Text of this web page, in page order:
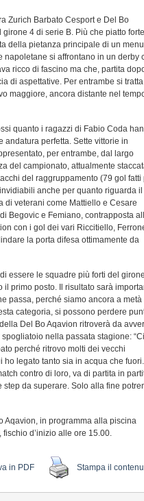
Zurich Barbato Cesport e Del Bo
4 di serie B. Più che piatto
della pietanza principale di un menu
si affrontano in un derby
ricco di fascino ma che, partita
di aspettative. Per entrambe si
maggiore, ancora distante nel
quanto i ragazzi di Fabio Coda
perfetta. Sette vittorie in
per entrambe, dal largo
del campionato, attualmente
del raggruppamento (79 gol fatti
anche per quanto riguarda il
di veterani come Mattiello e Cesare
Begovic e Femiano, contrapposta
con i gol dei vari Riccitiello,
la porta difesa ottimamente da
essere le squadre più forti del
primo posto. Il risultato sarà
passa, perché siamo ancora a metà
categoria, si possono perdere
Del Bo Aqavion ritroverà da
nella passata stagione: “Ci
perché ritrovo molti dei vecchi
legato tanto sia in acqua che fuori.
contro di loro, va di partita in
da superare. Solo alla fine
Aqavion, in programma alla piscina
d’inizio alle ore 15.00.
in PDF Stampa il